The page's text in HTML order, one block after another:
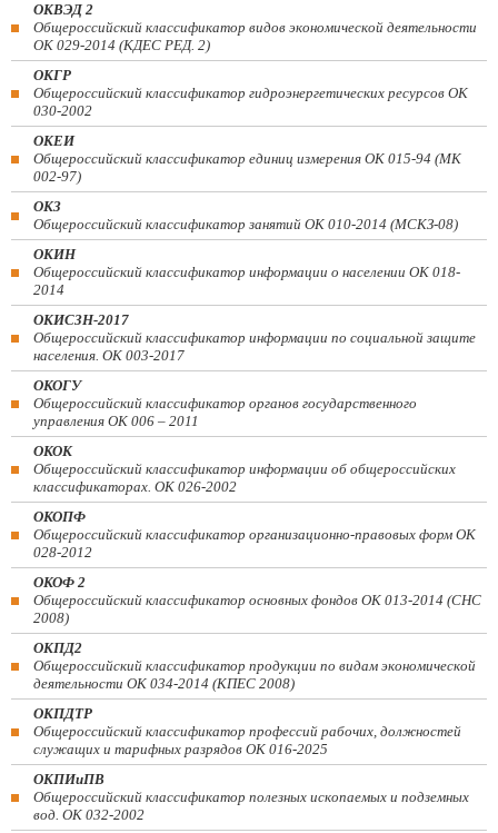
ОКВЭД 2
Общероссийский классификатор видов экономической деятельности
ОК 029-2014 (КДЕС РЕД. 2)
ОКГР
Общероссийский классификатор гидроэнергетических ресурсов ОК
030-2002
ОКЕИ
Общероссийский классификатор единиц измерения ОК 015-94 (МК
002-97)
ОКЗ
Общероссийский классификатор занятий ОК 010-2014 (МСКЗ-08)
ОКИН
Общероссийский классификатор информации о населении ОК 018-
2014
ОКИСЗН-2017
Общероссийский классификатор информации по социальной защите
населения. ОК 003-2017
ОКОГУ
Общероссийский классификатор органов государственного
управления ОК 006 – 2011
ОКОК
Общероссийский классификатор информации об общероссийских
классификаторах. ОК 026-2002
ОКОПФ
Общероссийский классификатор организационно-правовых форм ОК
028-2012
ОКОФ 2
Общероссийский классификатор основных фондов ОК 013-2014 (СНС
2008)
ОКПД2
Общероссийский классификатор продукции по видам экономической
деятельности ОК 034-2014 (КПЕС 2008)
ОКПДТР
Общероссийский классификатор профессий рабочих, должностей
служащих и тарифных разрядов ОК 016-2025
ОКПИиПВ
Общероссийский классификатор полезных ископаемых и подземных
вод. ОК 032-2002